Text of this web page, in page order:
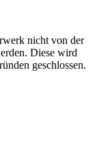
nicht von der
Diese wird
geschlossen.